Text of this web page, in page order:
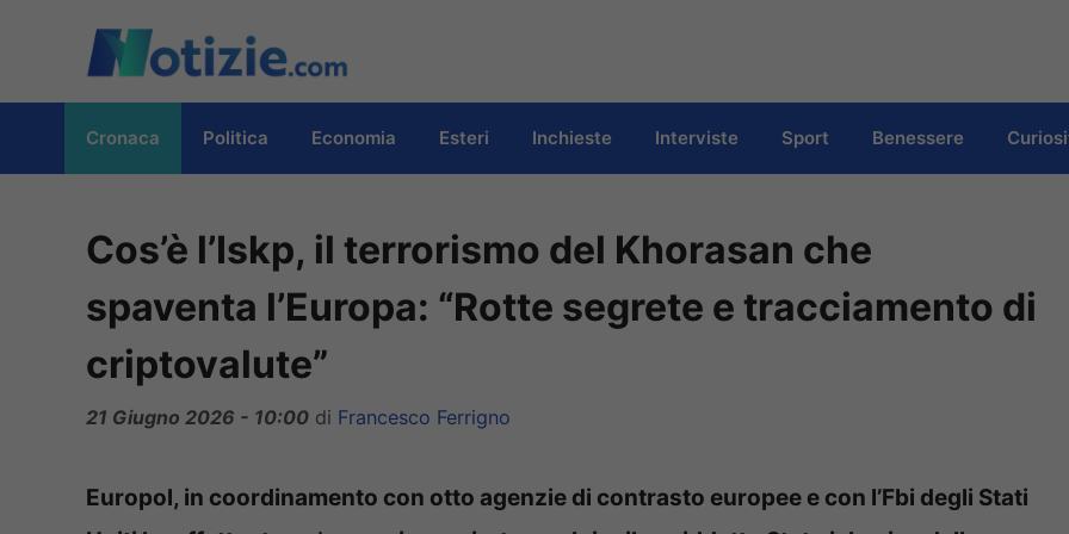
contenuto
Cronaca Politica Economia Esteri Inchieste Interviste Sport Benessere
Cos’è l’Iskp, il terrorismo del Khorasan che
spaventa l’Europa: “Rotte segrete e tracciamento di
criptovalute”
21 Giugno 2026 - 10:00 di Francesco Ferrigno
Europol, in coordinamento con otto agenzie di contrasto europee e con l’Fbi degli Stati